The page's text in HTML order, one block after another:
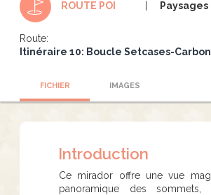
ROUTE POI Paysages
Route:
Itinéraire 10: Boucle Setcases-
FICHIER IMAGES
Introduction
Ce mirador offre une vue
panoramique des